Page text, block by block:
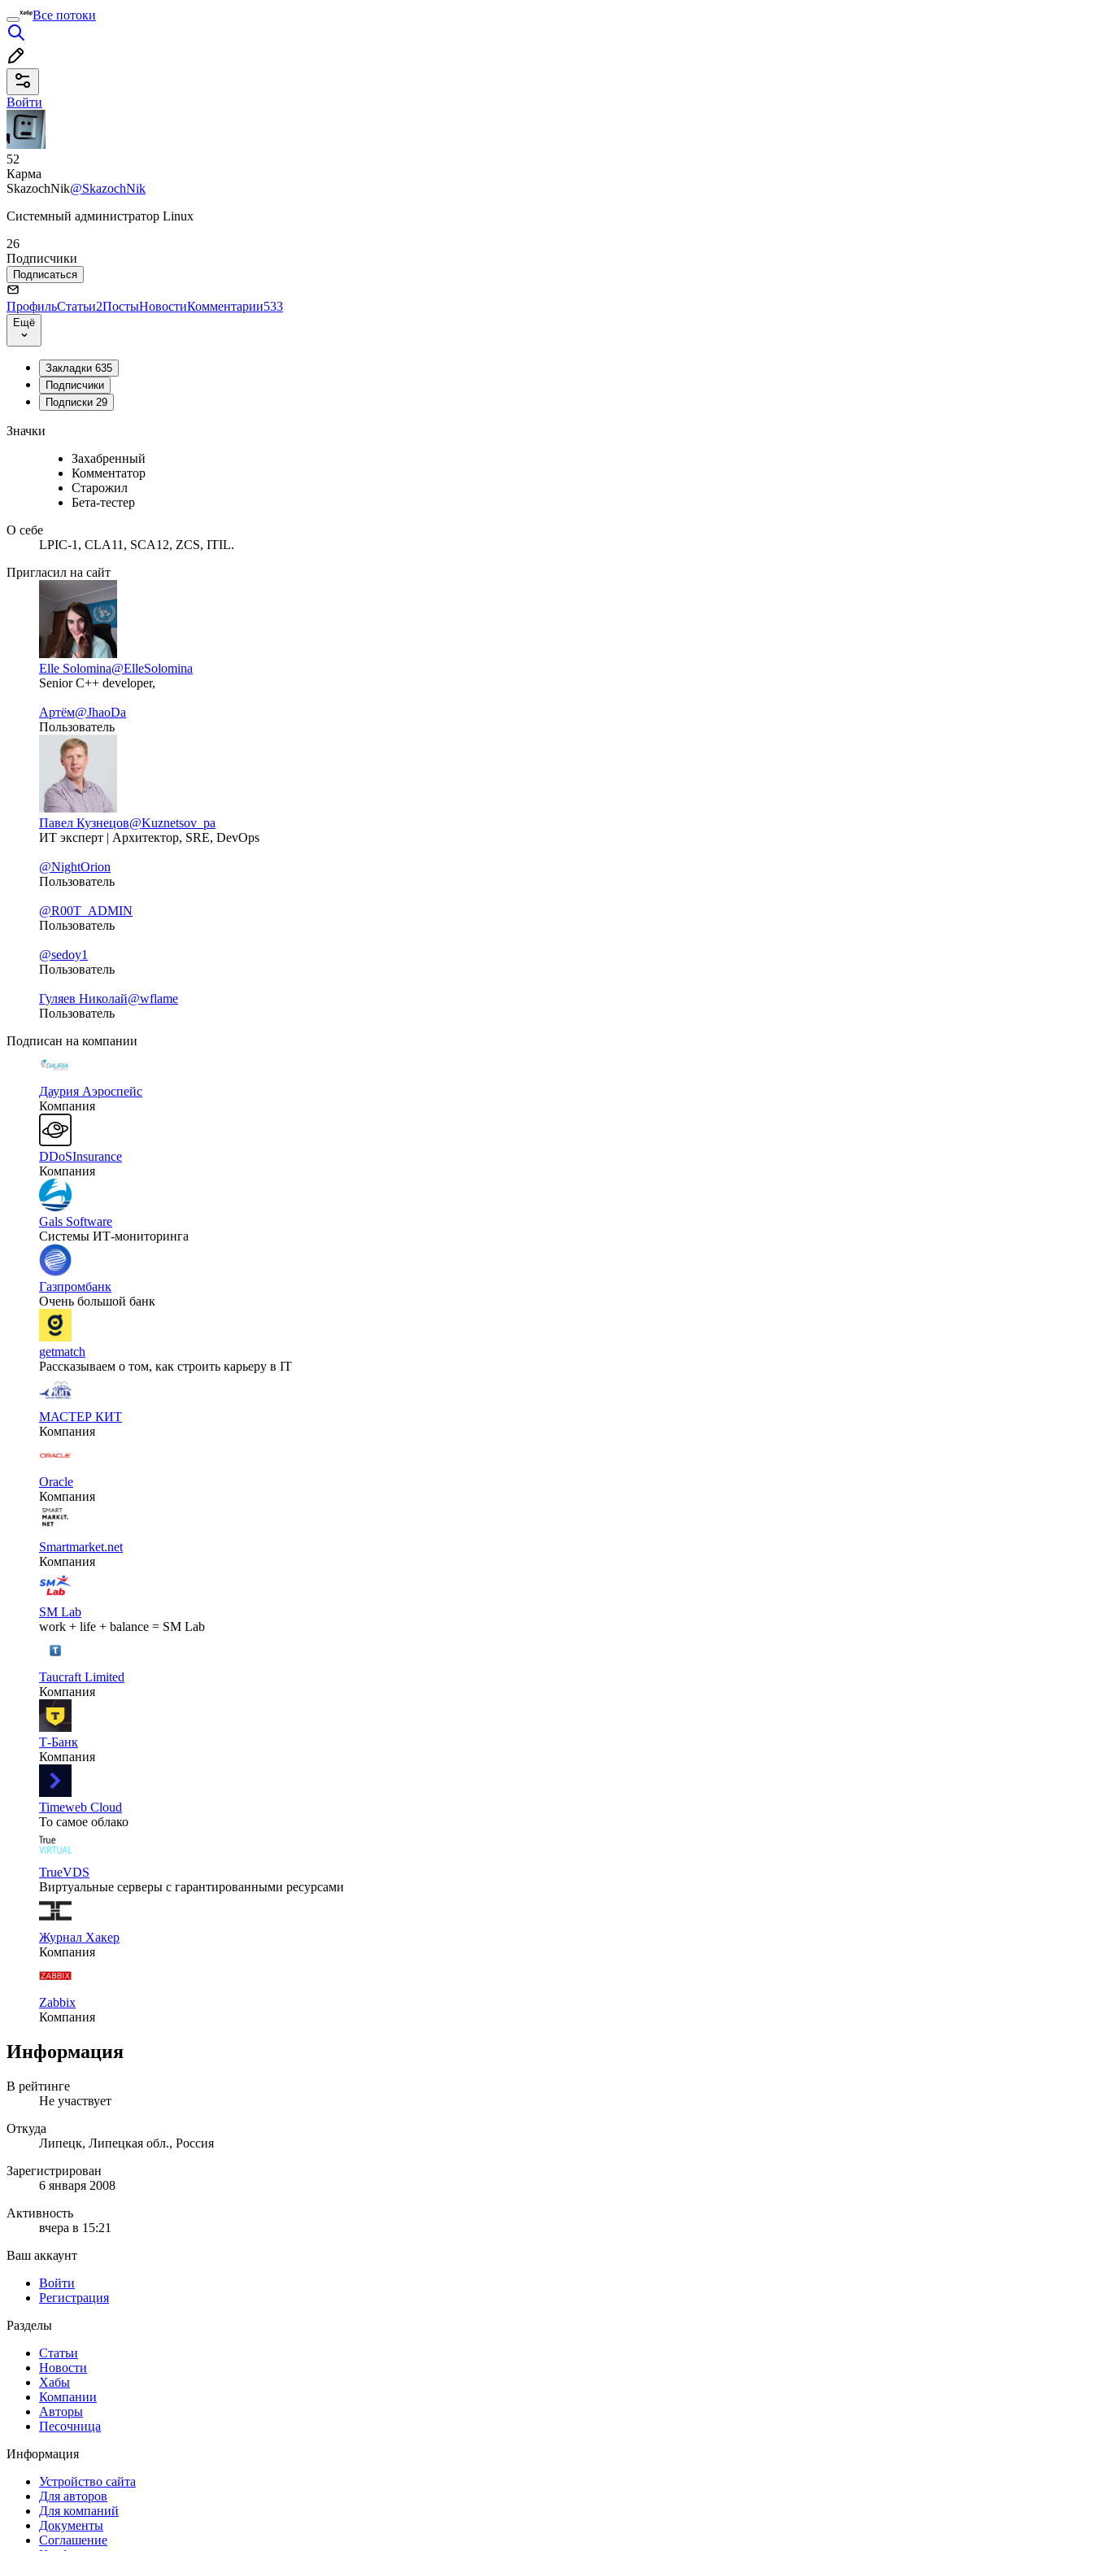
Все потоки
Войти
52
Карма
SkazochNik@SkazochNik
Системный администратор Linux
26
Подписчики
Подписаться
ПрофильСтатьи2ПостыНовостиКомментарии533
Ещё
Закладки 635
Подписчики
Подписки 29
Значки
Захабренный
Комментатор
Старожил
Бета-тестер
О себе
LPIC-1, CLA11, SCA12, ZCS, ITIL.
Пригласил на сайт
Elle Solomina@ElleSolomina
Senior C++ developer,
Артём@JhaoDa
Пользователь
Павел Кузнецов@Kuznetsov_pa
ИТ эксперт | Архитектор, SRE, DevOps
@NightOrion
Пользователь
@R00T_ADMIN
Пользователь
@sedoy1
Пользователь
Гуляев Николай@wflame
Пользователь
Подписан на компании
Даурия Аэроспейс
Компания
DDoSInsurance
Компания
Gals Software
Системы ИТ-мониторинга
Газпромбанк
Очень большой банк
getmatch
Рассказываем о том, как строить карьеру в IT
МАСТЕР КИТ
Компания
Oracle
Компания
Smartmarket.net
Компания
SM Lab
work + life + balance = SM Lab
Taucraft Limited
Компания
Т-Банк
Компания
Timeweb Cloud
То самое облако
TrueVDS
Виртуальные серверы с гарантированными ресурсами
Журнал Хакер
Компания
Zabbix
Компания
Информация
В рейтинге
Не участвует
Откуда
Липецк, Липецкая обл., Россия
Зарегистрирован
6 января 2008
Активность
вчера в 15:21
Ваш аккаунт
Войти
Регистрация
Разделы
Статьи
Новости
Хабы
Компании
Авторы
Песочница
Информация
Устройство сайта
Для авторов
Для компаний
Документы
Соглашение